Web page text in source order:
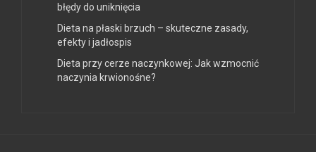
błędy do uniknięcia
Dieta na płaski brzuch – skuteczne zasady,
efekty i jadłospis
Dieta przy cerze naczynkowej: Jak wzmocnić
naczynia krwionośne?